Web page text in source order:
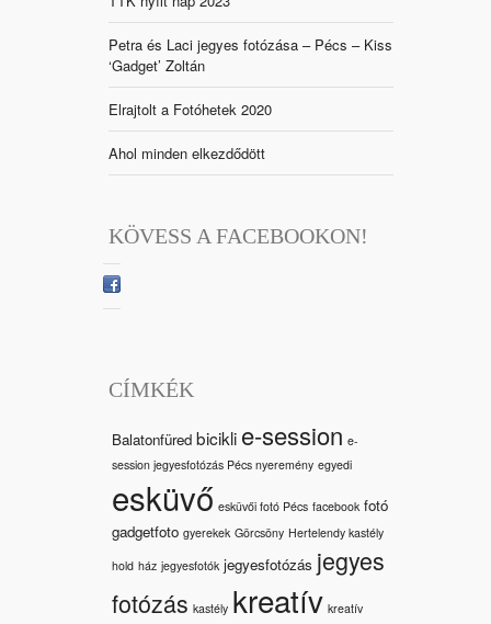
Petra és Laci jegyes fotózása – Pécs – Kiss
‘Gadget’ Zoltán
Elrajtolt a Fotóhetek 2020
Ahol minden elkezdődött
KÖVESS A FACEBOOKON!
CÍMKÉK
Balatonfüred bicikli e-session e-
session jegyesfotózás Pécs nyeremény egyedi
esküvő esküvői fotó Pécs facebook fotó
gadgetfoto gyerekek Görcsöny Hertelendy kastély
hold ház jegyesfotók jegyesfotózás jegyes
fotózás kastély kreatív kreatív